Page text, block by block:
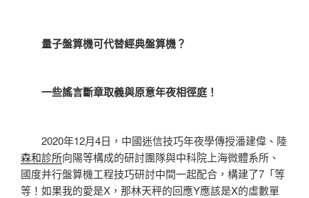
量子盤算機可代替經典盤算機？
一些謠言斷章取義與原意年夜相徑庭！
2020年12月4日，中國迷信技巧年夜學傳授潘建偉、陸
森和診所向陽等構成的研討團隊與中科院上海微體系所、
國度并行盤算機工程技巧研討中間一起配合，構建了7「等
等！如果我的愛是X，那林天秤的回應Y應該是X的虛數單